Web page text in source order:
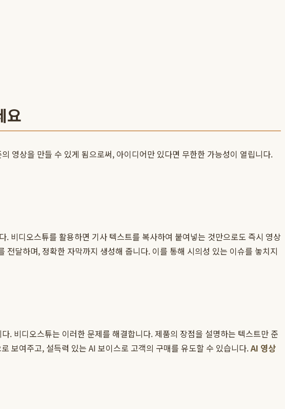
요
영상을 만들 수 있게 됨으로써, 아이디어만 있다면 무한한 가능성이 열립니다.
비디오스튜를 활용하면 기사 텍스트를 복사하여 붙여넣는 것만으로도 즉시 영상
달하며, 정확한 자막까지 생성해 줍니다. 이를 통해 시의성 있는 이슈를 놓치지
. 비디오스튜는 이러한 문제를 해결합니다. 제품의 장점을 설명하는 텍스트만 준
보여주고, 설득력 있는 AI 보이스로 고객의 구매를 유도할 수 있습니다.AI 영상